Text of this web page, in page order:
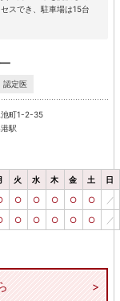
スでき、駐車場は15台
認定医
池町1-2-35
駅
火 水 木 金 土 日
○ ○ ○ ○ ○ ／
○ ○ ○ ○ ○ ／